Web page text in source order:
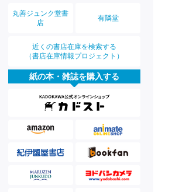
丸善ジュンク堂書
店
有隣堂
近くの書店在庫を検索する
（書店在庫情報プロジェクト）
紙の本・雑誌を購入する